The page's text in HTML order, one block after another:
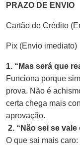
PRAZO DE ENVIO
Cartão de Crédito
Pix (Envio imediato)
1. “Mas será que
Funciona porque
prova. Não é
certa chega mais
aprovação.
2. “Não sei se
O que sai mais